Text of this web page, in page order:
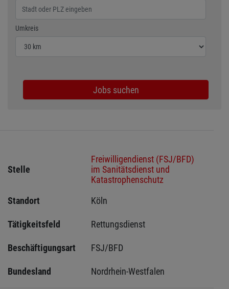
Umkreis
Wählen Sie den Umkreis für die Jobsuche
Jobs suchen
Stelle
Freiwilligendienst (FSJ/BFD)
im Sanitätsdienst und
Katastrophenschutz
Standort
Köln
Tätigkeitsfeld Rettungsdienst
Beschäftigungsart FSJ/BFD
Bundesland Nordrhein-Westfalen